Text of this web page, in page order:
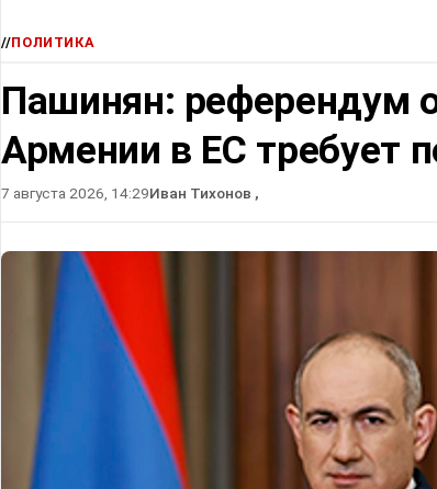
//ПОЛИТИКА
Пашинян: референдум
Армении в ЕС требует
7 августа 2026, 14:29Иван Тихонов ,